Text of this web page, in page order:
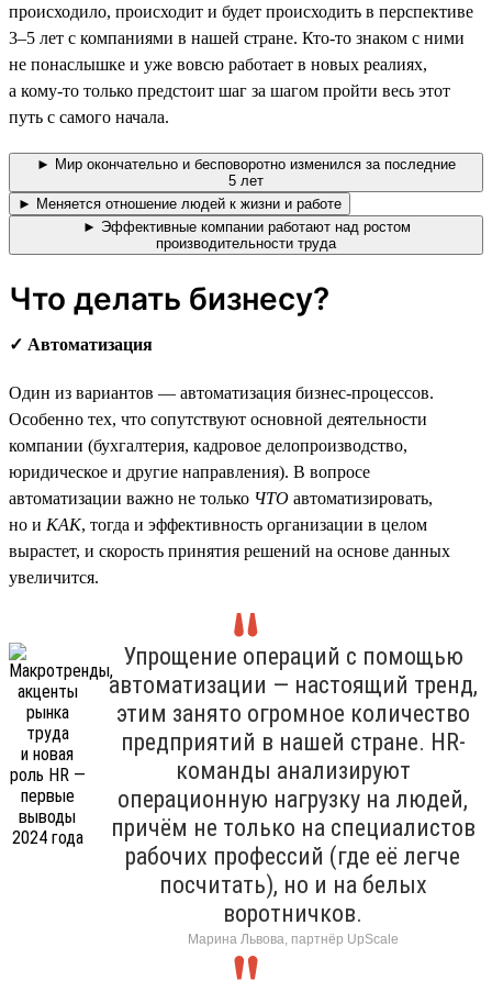
происходило, происходит и будет происходить в перспективе
3–5 лет с компаниями в нашей стране. Кто-то знаком с ними
не понаслышке и уже вовсю работает в новых реалиях,
а кому-то только предстоит шаг за шагом пройти весь этот
путь с самого начала.
► Мир окончательно и бесповоротно изменился за последние
5 лет
► Меняется отношение людей к жизни и работе
► Эффективные компании работают над ростом
производительности труда
Что делать бизнесу?
✓ Автоматизация
Один из вариантов — автоматизация бизнес-процессов.
Особенно тех, что сопутствуют основной деятельности
компании (бухгалтерия, кадровое делопроизводство,
юридическое и другие направления). В вопросе
автоматизации важно не только ЧТО автоматизировать,
но и КАК, тогда и эффективность организации в целом
вырастет, и скорость принятия решений на основе данных
увеличится.
Упрощение операций с помощью
автоматизации — настоящий тренд,
этим занято огромное количество
предприятий в нашей стране. HR-
команды анализируют
операционную нагрузку на людей,
причём не только на специалистов
рабочих профессий (где её легче
посчитать), но и на белых
воротничков.
Марина Львова, партнёр UpScale